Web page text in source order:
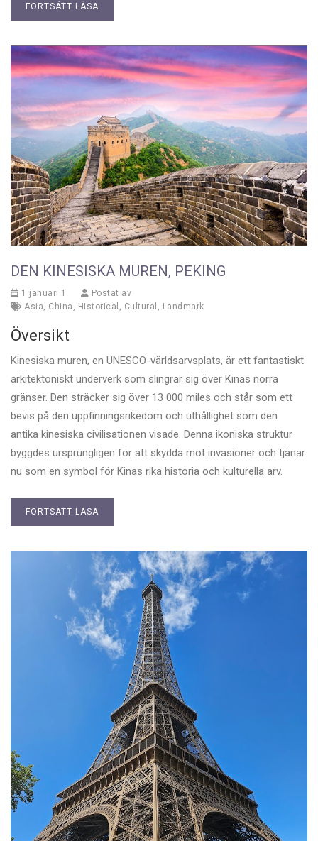
FORTSÄTT LÄSA
DEN KINESISKA MUREN, PEKING
1 januari 1
Postat av
Asia, China , Historical , Cultural , Landmark
Översikt
Kinesiska muren, en UNESCO-världsarvsplats, är ett fantastiskt
arkitektoniskt underverk som slingrar sig över Kinas norra
gränser. Den sträcker sig över 13 000 miles och står som ett
bevis på den uppfinningsrikedom och uthållighet som den
antika kinesiska civilisationen visade. Denna ikoniska struktur
byggdes ursprungligen för att skydda mot invasioner och tjänar
nu som en symbol för Kinas rika historia och kulturella arv.
FORTSÄTT LÄSA